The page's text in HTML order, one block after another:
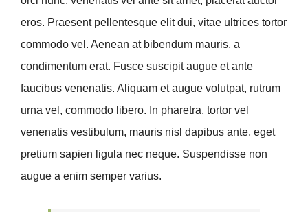
eros. Praesent pellentesque elit dui, vitae ultrices tortor
commodo vel. Aenean at bibendum mauris, a
condimentum erat. Fusce suscipit augue et ante
faucibus venenatis. Aliquam et augue volutpat, rutrum
urna vel, commodo libero. In pharetra, tortor vel
venenatis vestibulum, mauris nisl dapibus ante, eget
pretium sapien ligula nec neque. Suspendisse non
augue a enim semper varius.